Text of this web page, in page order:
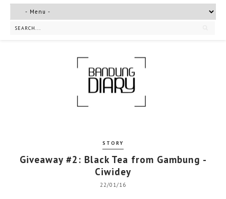
STORY
Giveaway #2: Black Tea from Gambung -
Ciwidey
22/01/16